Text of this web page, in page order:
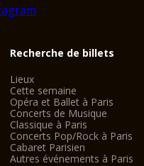
Recherche de billets
Lieux
Cette semaine
Opéra et Ballet à Paris
Concerts de Musique
Classique à Paris
Concerts Pop/Rock à Paris
Cabaret Parisien
Autres événements à Paris